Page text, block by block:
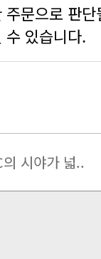
수 있습니다.
시야가 넓..
터도 안심하